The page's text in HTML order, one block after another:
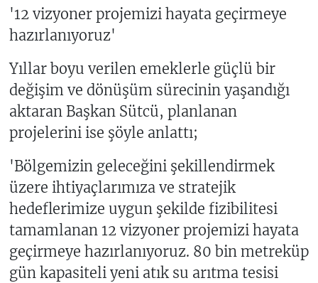
'12 vizyoner projemizi hayata geçirmeye
hazırlanıyoruz'
Yıllar boyu verilen emeklerle güçlü bir
değişim ve dönüşüm sürecinin yaşandığı
aktaran Başkan Sütcü, planlanan
projelerini ise şöyle anlattı;
'Bölgemizin geleceğini şekillendirmek
üzere ihtiyaçlarımıza ve stratejik
hedeflerimize uygun şekilde fizibilitesi
tamamlanan 12 vizyoner projemizi hayata
geçirmeye hazırlanıyoruz. 80 bin metreküp
gün kapasiteli yeni atık su arıtma tesisi